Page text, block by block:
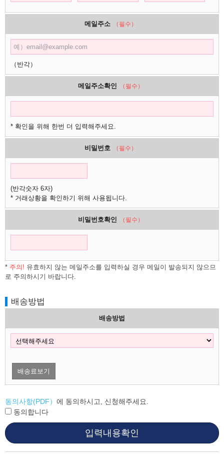
메일주소 （필수）
（반각）
메일주소확인 （필수）
* 확인을 위해 한번 더 입력해주세요.
비밀번호 （필수）
(반각숫자 6자)
* 거래상황을 확인하기 위해 사용됩니다.
비밀번호확인 （필수）
* 주의! 유효하지 않는 메일주소를 입력하실 경우 메일이 발송되지 않으므
로 주의하시기 바랍니다.
배송방법
배송방법
배송료보기
동의사항(PDF） 에 동의하시고, 신청해주세요.
동의합니다
입력내용확인